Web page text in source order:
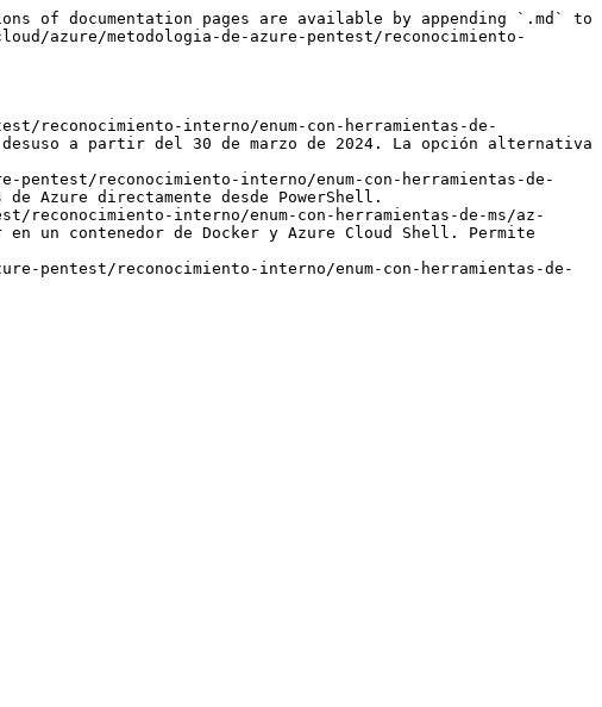
of documentation pages are available by appending `.md` to
azure/metodologia-de-azure-pentest/reconocimiento-
reconocimiento-interno/enum-con-herramientas-de-
desuso a partir del 30 de marzo de 2024. La opción alternativa
reconocimiento-interno/enum-con-herramientas-de-
Azure directamente desde PowerShell.
interno/enum-con-herramientas-de-ms/az-
un contenedor de Docker y Azure Cloud Shell. Permite
pentest/reconocimiento-interno/enum-con-herramientas-de-